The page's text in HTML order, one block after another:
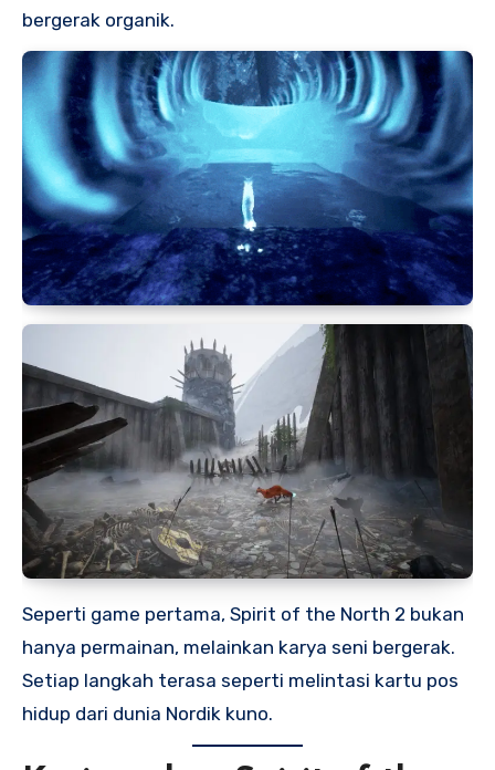
bergerak organik.
Seperti game pertama, Spirit of the North 2 bukan
hanya permainan, melainkan karya seni bergerak.
Setiap langkah terasa seperti melintasi kartu pos
hidup dari dunia Nordik kuno.